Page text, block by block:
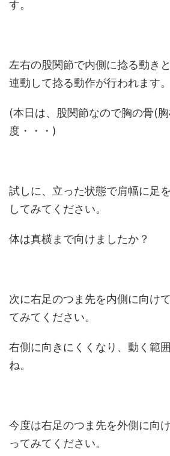
す。
左右の股関節で内側に捻る動き
連動して捻る動作が行われます。
(本日は、股関節なので胸の骨(
度・・・)
試しに、立った状態で肩幅に足
してみてください。
体は真横まで向けましたか？
次に右足のつま先を内側に向け
てみてください。
右側に向きにくくなり、動く範
ね。
今度は右足のつま先を外側に向
ってみてください。